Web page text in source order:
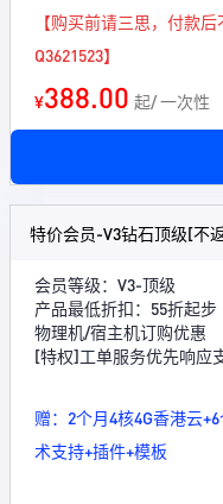
【购买前请三思，付款
Q3621523】
¥388.00 起/ 一次性
特价会员-V3钻石顶级[不
会员等级：V3-顶级
产品最低折扣：55折起步
物理机/宿主机订购优惠
[特权]工单服务优先响应
赠：2个月4核4G香港云
术支持+插件+模板